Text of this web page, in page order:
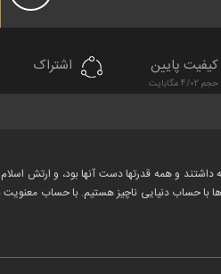
کیفیت پایین
حجم 4/02 مگابایت
اشتراک
و همه قدرتها دست آنها بود، و ارتش اسلام
با حساب دنیایی ناچیز هستیم. با حساب معنویت